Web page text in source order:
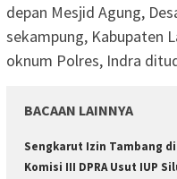
depan Mesjid Agung,
sekampung, Kabupaten
oknum Polres, Indra
BACAAN LAINNYA
Sengkarut Izin Tambang
Komisi III DPRA Usut IUP